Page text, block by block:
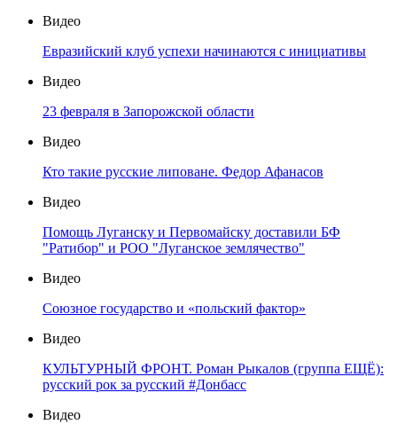
Видео
Евразийский клуб успехи начинаются с инициативы
Видео
23 февраля в Запорожской области
Видео
Кто такие русские липоване. Федор Афанасов
Видео
Помощь Луганску и Первомайску доставили БФ
"Ратибор" и РОО "Луганское землячество"
Видео
Союзное государство и «польский фактор»
Видео
КУЛЬТУРНЫЙ ФРОНТ. Роман Рыкалов (группа ЕЩЁ):
русский рок за русский #Донбасс
Видео